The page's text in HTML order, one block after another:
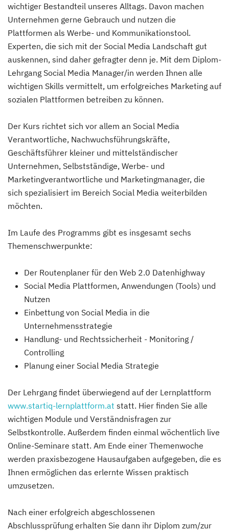
wichtiger Bestandteil unseres Alltags. Davon machen
Unternehmen gerne Gebrauch und nutzen die
Plattformen als Werbe- und Kommunikationstool.
Experten, die sich mit der Social Media Landschaft gut
auskennen, sind daher gefragter denn je. Mit dem Diplom-
Lehrgang Social Media Manager/in werden Ihnen alle
wichtigen Skills vermittelt, um erfolgreiches Marketing auf
sozialen Plattformen betreiben zu können.
Der Kurs richtet sich vor allem an Social Media
Verantwortliche, Nachwuchsführungskräfte,
Geschäftsführer kleiner und mittelständischer
Unternehmen, Selbstständige, Werbe- und
Marketingverantwortliche und Marketingmanager, die
sich spezialisiert im Bereich Social Media weiterbilden
möchten.
Im Laufe des Programms gibt es insgesamt sechs
Themenschwerpunkte:
Der Routenplaner für den Web 2.0 Datenhighway
Social Media Plattformen, Anwendungen (Tools) und
Nutzen
Einbettung von Social Media in die
Unternehmensstrategie
Handlung- und Rechtssicherheit - Monitoring /
Controlling
Planung einer Social Media Strategie
Der Lehrgang findet überwiegend auf der Lernplattform
www.startiq-lernplattform.at statt. Hier finden Sie alle
wichtigen Module und Verständnisfragen zur
Selbstkontrolle. Außerdem finden einmal wöchentlich live
Online-Seminare statt. Am Ende einer Themenwoche
werden praxisbezogene Hausaufgaben aufgegeben, die es
Ihnen ermöglichen das erlernte Wissen praktisch
umzusetzen.
Nach einer erfolgreich abgeschlossenen
Abschlussprüfung erhalten Sie dann ihr Diplom zum/zur